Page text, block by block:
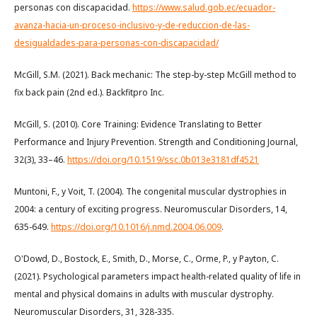
personas con discapacidad. https://www.salud.gob.ec/ecuador-
avanza-hacia-un-proceso-inclusivo-y-de-reduccion-de-las-
desigualdades-para-personas-con-discapacidad/
McGill, S.M. (2021). Back mechanic: The step-by-step McGill method to
fix back pain (2nd ed.). Backfitpro Inc.
McGill, S. (2010). Core Training: Evidence Translating to Better
Performance and Injury Prevention. Strength and Conditioning Journal,
32(3), 33–46. https://doi.org/10.1519/ssc.0b013e3181df4521
Muntoni, F., y Voit, T. (2004). The congenital muscular dystrophies in
2004: a century of exciting progress. Neuromuscular Disorders, 14,
635-649. https://doi.org/10.1016/j.nmd.2004.06.009.
O'Dowd, D., Bostock, E., Smith, D., Morse, C., Orme, P., y Payton, C.
(2021). Psychological parameters impact health-related quality of life in
mental and physical domains in adults with muscular dystrophy.
Neuromuscular Disorders, 31, 328-335.